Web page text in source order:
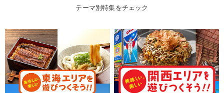
テーマ別特集をチェック